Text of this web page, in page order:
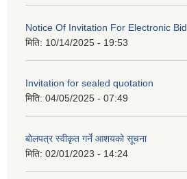
Notice Of Invitation For Electronic Bid
मिति: 10/14/2025 - 19:53
Invitation for sealed quotation
मिति: 04/05/2025 - 07:49
बोलपत्र स्वीकृत गर्ने आशयको सूचना
मिति: 02/01/2023 - 14:24